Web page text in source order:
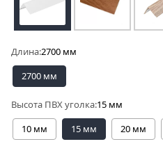
Длина:2700 мм
2700 мм
Высота ПВХ уголка:15 мм
10 мм
15 мм 20 мм